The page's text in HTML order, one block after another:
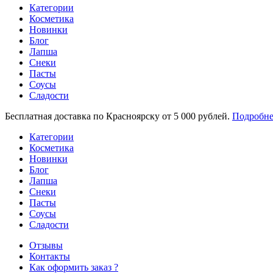
Категории
Косметика
Новинки
Блог
Лапша
Снеки
Пасты
Соусы
Сладости
Бесплатная доставка по Красноярску от 5 000 рублей.
Категории
Косметика
Новинки
Блог
Лапша
Снеки
Пасты
Соусы
Сладости
Отзывы
Контакты
Как оформить заказ ?